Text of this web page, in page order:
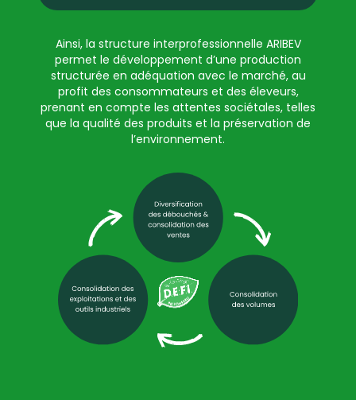
Ainsi, la structure interprofessionnelle ARIBEV
permet le développement d’une production
structurée en adéquation avec le marché, au
profit des consommateurs et des éleveurs,
prenant en compte les attentes sociétales, telles
que la qualité des produits et la préservation de
l’environnement.